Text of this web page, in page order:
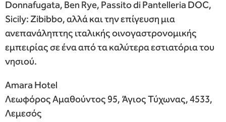
Donnafugata, Ben Rye, Passito di Pantelleria DOC,
Sicily: Zibibbo, αλλά και την επίγευση μια
ανεπανάληπτης ιταλικής οινογαστρονομικής
εμπειρίας σε ένα από τα καλύτερα εστιατόρια του
νησιού.
Amara Hotel
Λεωφόρος Αμαθούντος 95, Άγιος Τύχωνας, 4533,
Λεμεσός